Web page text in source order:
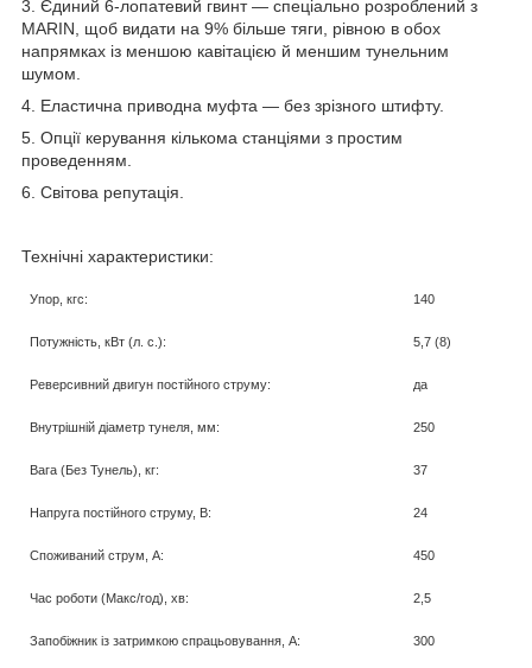
3. Єдиний 6-лопатевий гвинт — спеціально розроблений з
MARIN, щоб видати на 9% більше тяги, рівною в обох
напрямках із меншою кавітацією й меншим тунельним
шумом.
4. Еластична приводна муфта — без зрізного штифту.
5. Опції керування кількома станціями з простим
проведенням.
6. Світова репутація.
Технічні характеристики:
Упор, кгс: 140
Потужність, кВт (л. с.): 5,7 (8)
Реверсивний двигун постійного струму: да
Внутрішній діаметр тунеля, мм: 250
Вага (Без Тунель), кг: 37
Напруга постійного струму, В: 24
Споживаний струм, А: 450
Час роботи (Макс/год), хв: 2,5
Запобіжник із затримкою спрацьовування, А: 300